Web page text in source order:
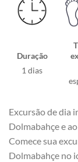
Duração
1 dias
Excursão de dia
Dolmabahçe e
Comece sua
Dolmabahçe no